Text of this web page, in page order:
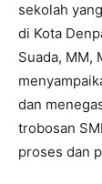
sekolah
di Kota
Suada, MM,
dan
trobosan
proses dan